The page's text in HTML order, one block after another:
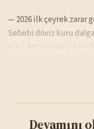
— 2026 ilk çeyrek zarar
Sebebi döviz kuru
artış. Ama bu geçici bir
Devamını